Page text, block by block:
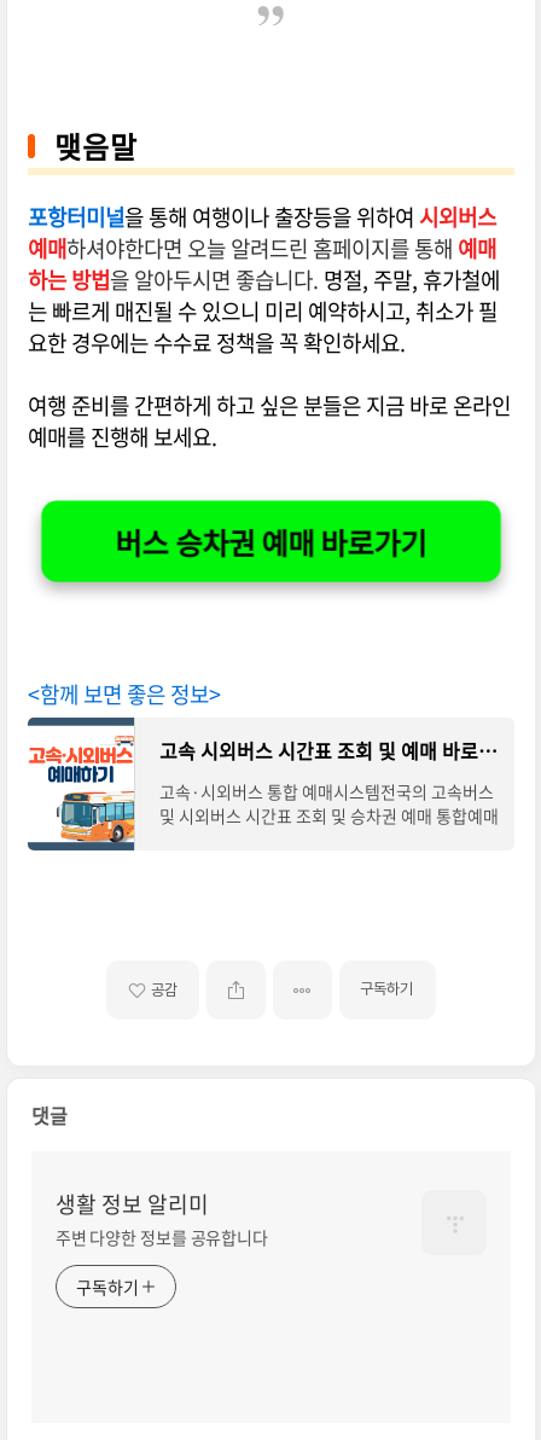
맺음말
포항터미널을 통해 여행이나 출장등을 위하여 시외버스
예매하셔야한다면 오늘 알려드린 홈페이지를 통해 예매
하는 방법을 알아두시면 좋습니다. 명절, 주말, 휴가철에
는 빠르게 매진될 수 있으니 미리 예약하시고, 취소가 필
요한 경우에는 수수료 정책을 꼭 확인하세요.
여행 준비를 간편하게 하고 싶은 분들은 지금 바로 온라인
예매를 진행해 보세요.
버스 승차권 예매 바로가기
<함께 보면 좋은 정보>
고속 시외버스 시간표 조회 및 예매 바로가기
고속·시외버스 통합 예매시스템전국의 고속버스
및 시외버스 시간표 조회 및 승차권 예매 통합예매
공감 구독하기
댓글
생활 정보 알리미
주변 다양한 정보를 공유합니다
구독하기